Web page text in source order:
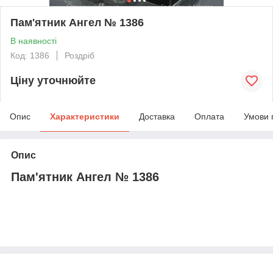
Пам'ятник Ангел № 1386
В наявності
Код: 1386
Роздріб
Ціну уточнюйте
Опис Характеристики Доставка Оплата Умови
Опис
Пам'ятник Ангел № 1386